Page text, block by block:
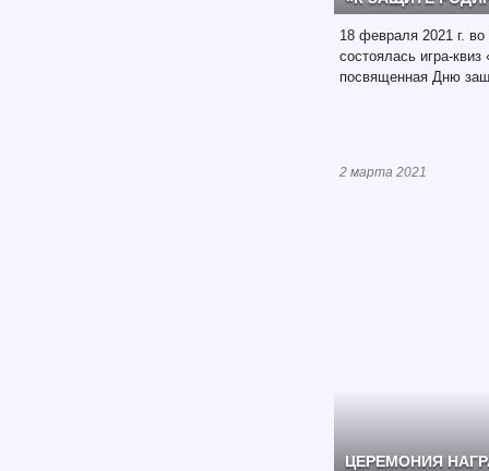
18 февраля 2021 г.
состоялась игра-
посвященная Дню
2 марта 2021
ЦЕРЕМОНИЯ